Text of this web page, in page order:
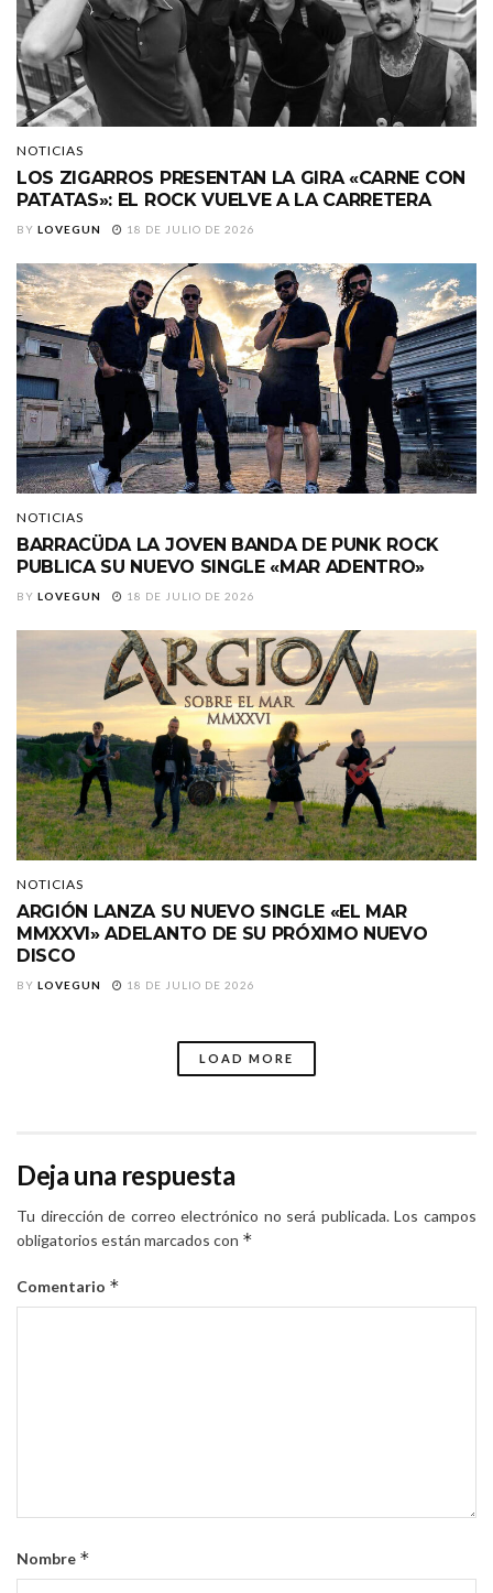
NOTICIAS
LOS ZIGARROS PRESENTAN LA GIRA «CARNE CON
PATATAS»: EL ROCK VUELVE A LA CARRETERA
BY LOVEGUN 18 DE JULIO DE 2026
NOTICIAS
BARRACÜDA LA JOVEN BANDA DE PUNK ROCK
PUBLICA SU NUEVO SINGLE «MAR ADENTRO»
BY LOVEGUN 18 DE JULIO DE 2026
NOTICIAS
ARGIÓN LANZA SU NUEVO SINGLE «EL MAR
MMXXVI» ADELANTO DE SU PRÓXIMO NUEVO
DISCO
BY LOVEGUN 18 DE JULIO DE 2026
LOAD MORE
Deja una respuesta
Tu dirección de correo electrónico no será publicada. Los campos
obligatorios están marcados con *
Comentario *
Nombre *